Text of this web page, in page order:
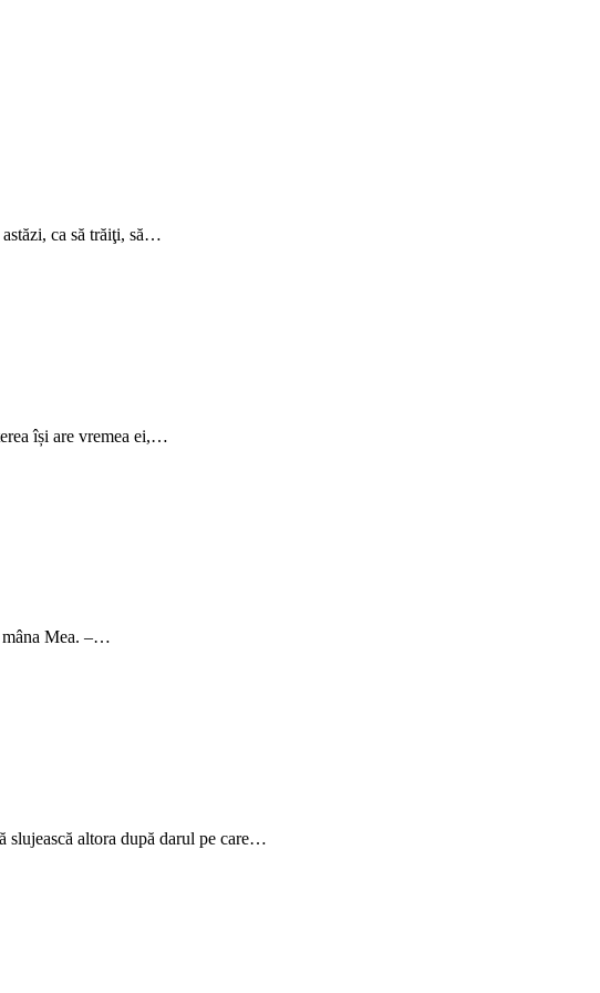
ca să trăiţi, să…
își are vremea ei,…
mâna Mea. –…
altora după darul pe care…